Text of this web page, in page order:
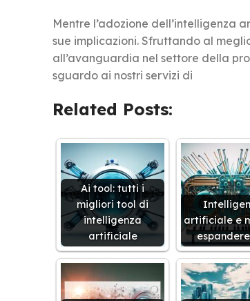
Mentre l’adozione dell’intelligenza
sue implicazioni. Sfruttando al
all’avanguardia nel settore della
sguardo ai nostri servizi di
Related Posts:
Ai tool: tutti i
migliori tool di
intelligenza
artificiale
artificiale e